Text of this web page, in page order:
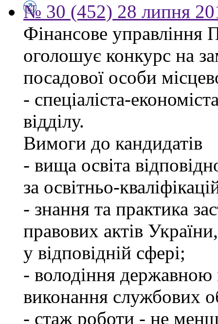
№ 30 (452) 28 липня
Фінансове управління
оголошує конкурс на
посадової особи
- спеціаліста-
відділу.
Вимоги до кандидатів
- вища освіта
за освітньо-
- знання та практика
правових актів
у відповідній сфері;
- володіння державною
виконання службових
- стаж роботи - не